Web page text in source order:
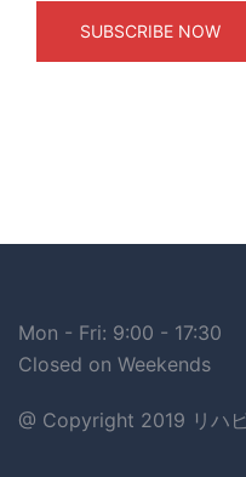
Mon - Fri: 9:00 - 17:30
Closed on Weekends
@ Copyright 2019 リハ